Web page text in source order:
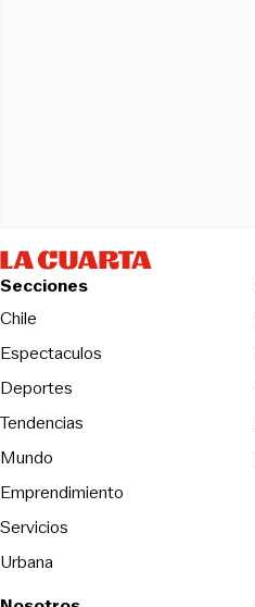
Secciones
Chile
Espectaculos
Deportes
Tendencias
Mundo
Emprendimiento
Servicios
Urbana